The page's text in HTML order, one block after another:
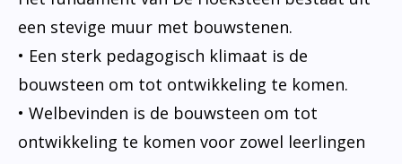
een stevige muur met bouwstenen.
• Een sterk pedagogisch klimaat is de
bouwsteen om tot ontwikkeling te komen.
• Welbevinden is de bouwsteen om tot
ontwikkeling te komen voor zowel leerlingen